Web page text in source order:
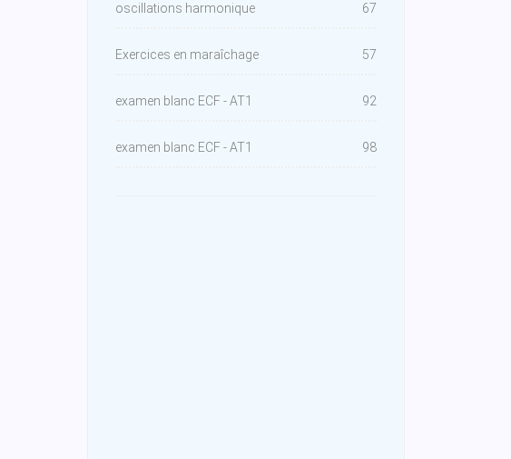
oscillations harmonique 67
Exercices en maraîchage 57
examen blanc ECF - AT1 92
examen blanc ECF - AT1 98